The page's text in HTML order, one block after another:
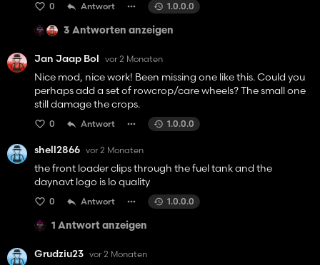
0 Antwort 1.0.0.0
3 Antworten anzeigen
Jan Jaap Bol vor 2 Monaten
Nice mod, nice work! Been missing one like this. Could you
perhaps add a set of rowcrop/care wheels? The small one
still damage the crops.
0 Antwort 1.0.0.0
shell2866 vor 2 Monaten
the front loader clips through the fuel tank and the
daynavt logo is lo quality
0 Antwort 1.0.0.0
1 Antwort anzeigen
Grudziu23 vor 2 Monaten